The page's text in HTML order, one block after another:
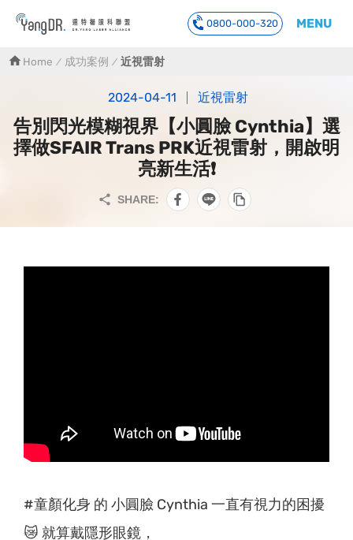
到主要內容
0800-000-320 MENU
Home 成功案例 近視雷射
2024-04-11 近視雷射
告別閃光模糊視界【小圓臉 Cynthia】選
擇做SFAIR Trans PRK近視雷射，開啟明
亮新生活❗️
#童顏化身 的 小圓臉 Cynthia 一直有視力的困擾
😿 就算戴隱形眼鏡，